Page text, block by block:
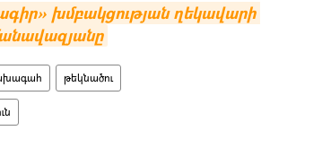
խմբակցության ղեկավարի
թեկնածու